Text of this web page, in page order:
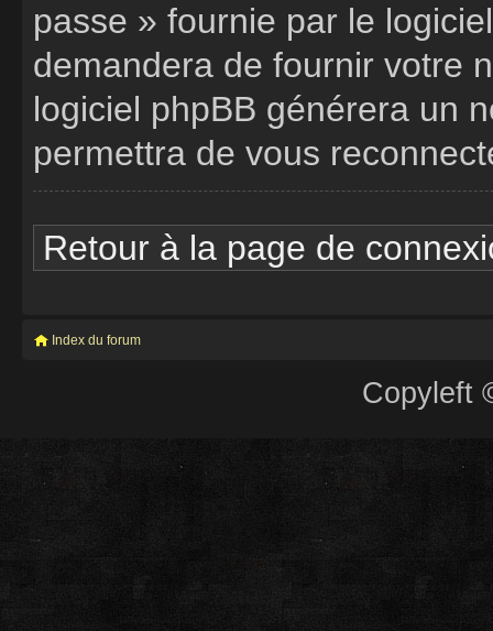
passe » fournie par le
demandera de fournir votre
logiciel phpBB générera un
permettra de vous
Retour à la page de
Index du forum
Copyleft